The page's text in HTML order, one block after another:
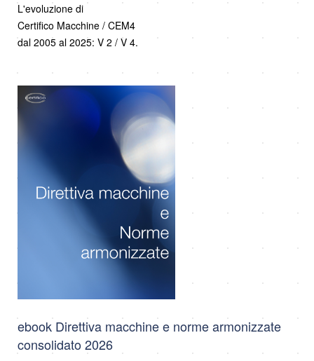
L'evoluzione di
Certifico Macchine / CEM4
dal 2005 al 2025: V 2 / V 4.
ebook Direttiva macchine e norme armonizzate
consolidato 2026